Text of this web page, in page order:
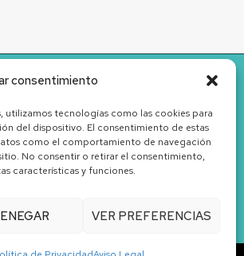
consentimiento
utilizamos tecnologías como las cookies para
del dispositivo. El consentimiento de estas
como el comportamiento de navegación
No consentir o retirar el consentimiento,
características y funciones.
VER PREFERENCIAS